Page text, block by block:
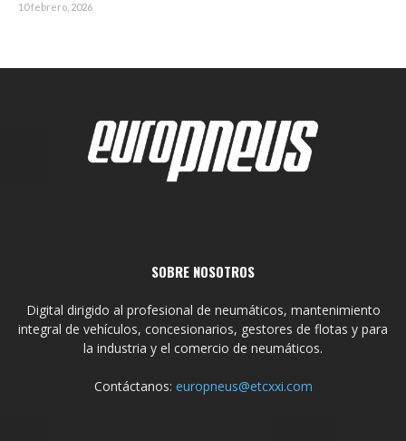
10 febrero, 2026
SOBRE NOSOTROS
Digital dirigido al profesional de neumáticos, mantenimiento
integral de vehículos, concesionarios, gestores de flotas y para
la industria y el comercio de neumáticos.
Contáctanos: europneus@etcxxi.com